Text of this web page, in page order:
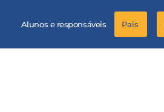
Alunos e responsáveis Pais